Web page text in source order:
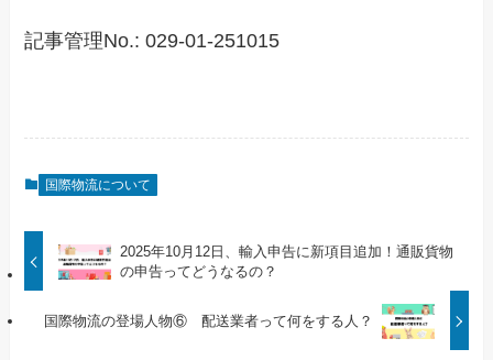
記事管理No.: 029-01-251015
国際物流について
2025年10月12日、輸入申告に新項目追加！通販貨物
の申告ってどうなるの？
国際物流の登場人物⑥ 配送業者って何をする人？